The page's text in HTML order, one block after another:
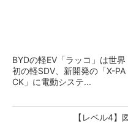
BYDの軽EV「ラッコ」は世界
初の軽SDV、新開発の「X-PA
CK」に電動システ...
【レベル4】